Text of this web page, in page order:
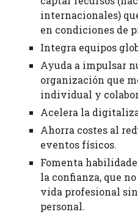
internacionales)
en condiciones de
Integra equipos
Ayuda a impulsar
organización que
individual y
Acelera la
Ahorra costes al
eventos físicos.
Fomenta
la confianza, que
vida profesional
personal.